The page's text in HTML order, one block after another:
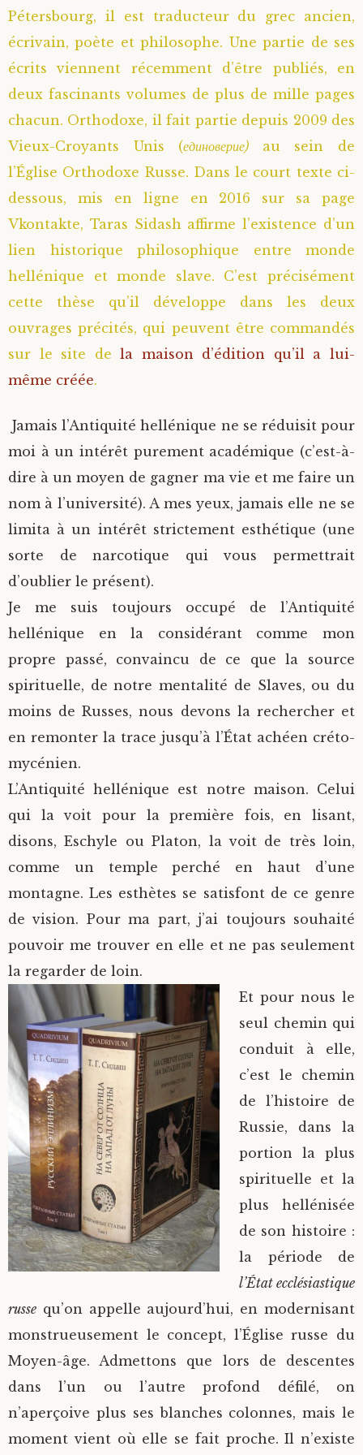
Saint Hilarion (Troïtski)
Saint Jean de Kronstadt
Saint Laurent de Tchernigov
Saint Nikon d’Optina
Saint Seraphim de Sarov
Saint Seraphim de Vyritsa
Saint Serge de Radonège
Saint Siméon (Jelnine)
Sainte Xenia
Sainte Matrone de Moscou
Saint Spyridon
Métropolite Zénobe (Majouga)
Archimandrite Adrien (Kirsanov)
Archimandrite Alipi (Voronov)
Archimandrite Andronique (Loukach)
Archimandrite Athénogène (Agapov)
Higoumène Boris (Kramtsov)
Bienheureuses et Staritsas
Bienheureuse Lioubouchka
Bienheureuse Maria Ivanovna
Natalia de Vyritsa
Staritsa Anastasia
Geronda Grigorios de Dochiariou
Archimandrite Hippolyte (Khaline)
Geronda Arsenios le Spiléote
Gerondissa Makrina (Vassopoulou)
Archimandrite Nathanaël (Pospelov)
Père Héliodore
Entretiens
Famille spirituelle
Portraits
Pétersbourg, il est traducteur du grec ancien,
écrivain, poète et philosophe. Une partie de ses
écrits viennent récemment d’être publiés, en
deux fascinants volumes de plus de mille pages
chacun. Orthodoxe, il fait partie depuis 2009 des
Vieux-Croyants Unis (единоверие) au sein de
l’Église Orthodoxe Russe. Dans le court texte ci-
dessous, mis en ligne en 2016 sur sa page
Vkontakte, Taras Sidash affirme l’existence d’un
lien historique philosophique entre monde
hellénique et monde slave. C’est précisément
cette thèse qu’il développe dans les deux
ouvrages précités, qui peuvent être commandés
sur le site dela maison d’édition qu’il a lui-
même créée.
Jamais l’Antiquité hellénique ne se réduisit pour
moi à un intérêt purement académique (c’est-à-
dire à un moyen de gagner ma vie et me faire un
nom à l’université). A mes yeux, jamais elle ne se
limita à un intérêt strictement esthétique (une
sorte de narcotique qui vous permettrait
d’oublier le présent).
Je me suis toujours occupé de l’Antiquité
hellénique en la considérant comme mon
propre passé, convaincu de ce que la source
spirituelle, de notre mentalité de Slaves, ou du
moins de Russes, nous devons la rechercher et
en remonter la trace jusqu’à l’État achéen créto-
mycénien.
L’Antiquité hellénique est notre maison. Celui
qui la voit pour la première fois, en lisant,
disons, Eschyle ou Platon, la voit de très loin,
comme un temple perché en haut d’une
montagne. Les esthètes se satisfont de ce genre
de vision. Pour ma part, j’ai toujours souhaité
pouvoir me trouver en elle et ne pas seulement
la regarder de loin.
Et pour nous le
seul chemin qui
conduit à elle,
c’est le chemin
de l’histoire de
Russie, dans la
portion la plus
spirituelle et la
plus hellénisée
de son histoire :
la période de
l’État ecclésiastique
russe qu’on appelle aujourd’hui, en modernisant
monstrueusement le concept, l’Église russe du
Moyen-âge. Admettons que lors de descentes
dans l’un ou l’autre profond défilé, on
n’aperçoive plus ses blanches colonnes, mais le
moment vient où elle se fait proche. Il n’existe